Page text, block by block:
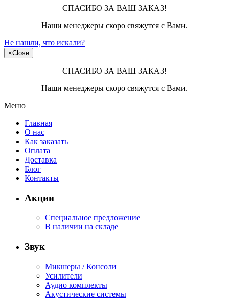
СПАСИБО ЗА ВАШ ЗАКАЗ!
Наши менеджеры скоро свяжутся с Вами.
Не нашли, что искали?
×Close
СПАСИБО ЗА ВАШ ЗАКАЗ!
Наши менеджеры скоро свяжутся с Вами.
Меню
Главная
О нас
Как заказать
Оплата
Доставка
Блог
Контакты
Акции
Специальное предложение
В наличии на складе
Звук
Микшеры / Консоли
Усилители
Аудио комплекты
Акустические системы